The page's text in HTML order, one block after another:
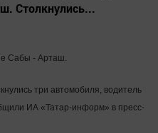
Столкнулись...
Сабы - Арташ.
три автомобиля, водитель
ИА «Татар-информ» в пресс-